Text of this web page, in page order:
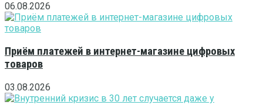
06.08.2026
Приём платежей в интернет-магазине цифровых
товаров
03.08.2026